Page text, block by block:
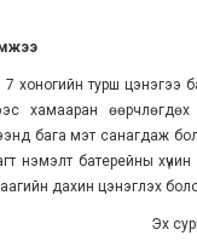
хоногийн турш цэнэгээ
хамааран
бага мэт санагдаж
нэмэлт батерейны
дахин цэнэглэх
Эх